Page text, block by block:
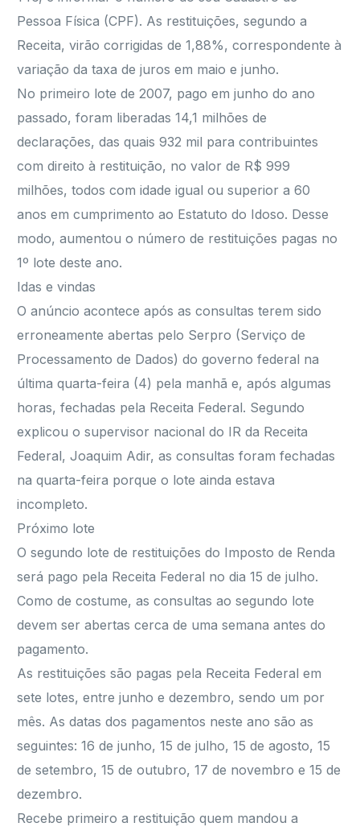
Pessoa Física (CPF). As restituições, segundo a
Receita, virão corrigidas de 1,88%, correspondente à
variação da taxa de juros em maio e junho.
No primeiro lote de 2007, pago em junho do ano
passado, foram liberadas 14,1 milhões de
declarações, das quais 932 mil para contribuintes
com direito à restituição, no valor de R$ 999
milhões, todos com idade igual ou superior a 60
anos em cumprimento ao Estatuto do Idoso. Desse
modo, aumentou o número de restituições pagas no
1º lote deste ano.
Idas e vindas
O anúncio acontece após as consultas terem sido
erroneamente abertas pelo Serpro (Serviço de
Processamento de Dados) do governo federal na
última quarta-feira (4) pela manhã e, após algumas
horas, fechadas pela Receita Federal. Segundo
explicou o supervisor nacional do IR da Receita
Federal, Joaquim Adir, as consultas foram fechadas
na quarta-feira porque o lote ainda estava
incompleto.
Próximo lote
O segundo lote de restituições do Imposto de Renda
será pago pela Receita Federal no dia 15 de julho.
Como de costume, as consultas ao segundo lote
devem ser abertas cerca de uma semana antes do
pagamento.
As restituições são pagas pela Receita Federal em
sete lotes, entre junho e dezembro, sendo um por
mês. As datas dos pagamentos neste ano são as
seguintes: 16 de junho, 15 de julho, 15 de agosto, 15
de setembro, 15 de outubro, 17 de novembro e 15 de
dezembro.
Recebe primeiro a restituição quem mandou a